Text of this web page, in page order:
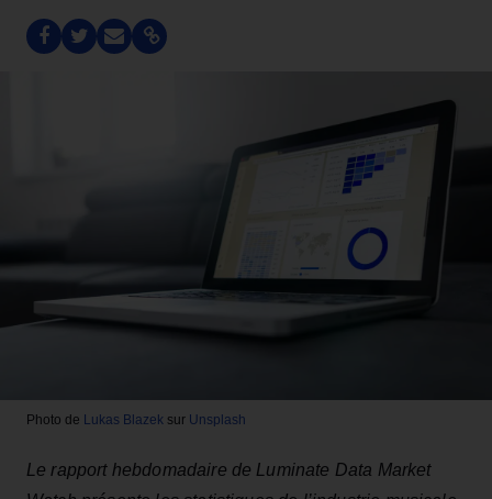
Photo de Lukas Blazek sur Unsplash
Le rapport hebdomadaire de Luminate Data Market